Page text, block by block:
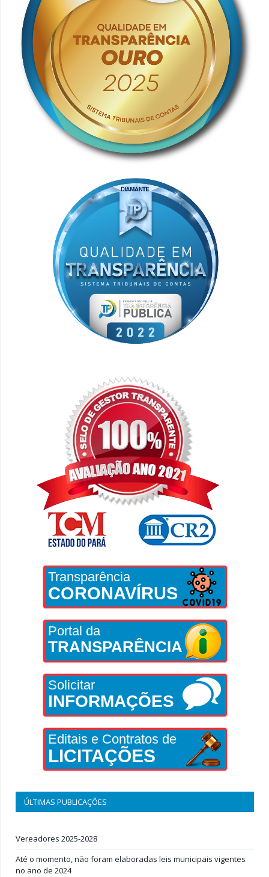
Transparência
CORONAVÍRUS
Portal da
TRANSPARÊNCIA
Solicitar
INFORMAÇÕES
Editais e Contratos de
LICITAÇÕES
ÚLTIMAS PUBLICAÇÕES
Vereadores 2025-2028
Até o momento, não foram elaboradas leis municipais vigentes
no ano de 2024